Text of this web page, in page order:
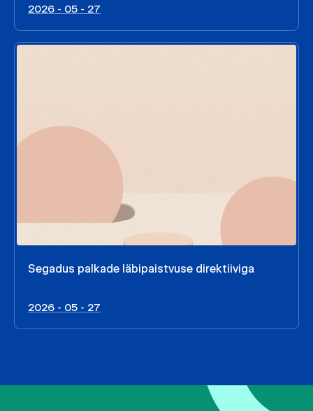
2026 - 05 - 27
Segadus palkade läbipaistvuse direktiiviga
2026 - 05 - 27